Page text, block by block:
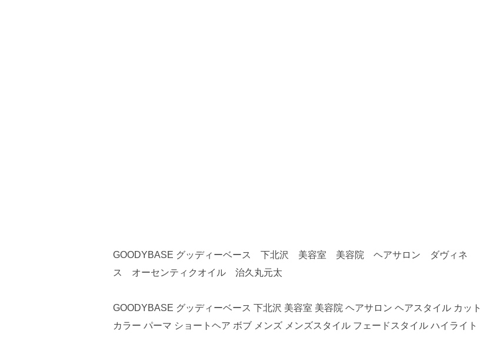
GOODYBASE グッディーベース 下北沢 美容室 美容院 ヘアサロン ダヴィネ
ス オーセンティクオイル 治久丸元太
GOODYBASE グッディーベース 下北沢 美容室 美容院 ヘアサロン ヘアスタイル カット
カラー パーマ ショートヘア ボブ メンズ メンズスタイル フェードスタイル ハイライト